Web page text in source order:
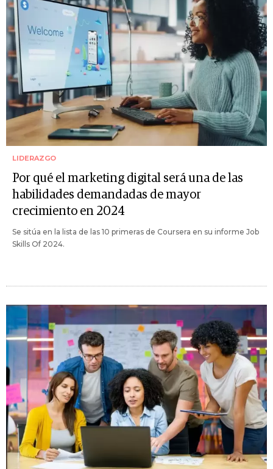
LIDERAZGO
Por qué el marketing digital será una de las
habilidades demandadas de mayor
crecimiento en 2024
Se sitúa en la lista de las 10 primeras de Coursera en su informe Job
Skills Of 2024.